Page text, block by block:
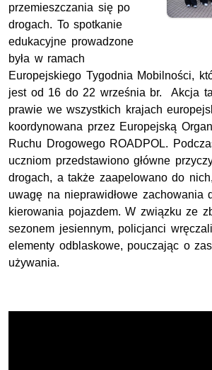
przemieszczania się po
drogach. To spotkanie
edukacyjne prowadzone
była w ramach
Europejskiego Tygodnia Mobilności,
jest od 16 do 22 września br. Akcja
prawie we wszystkich krajach
koordynowana przez Europejską
Ruchu Drogowego ROADPOL.
uczniom przedstawiono główne
drogach, a także zaapelowano do
uwagę na nieprawidłowe zachowania
kierowania pojazdem. W związku ze
sezonem jesiennym, policjanci
elementy odblaskowe, pouczając o
używania.